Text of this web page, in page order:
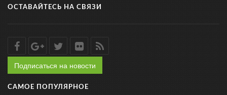
ОСТАВАЙТЕСЬ НА СВЯЗИ
Подписаться на новости
САМОЕ ПОПУЛЯРНОЕ